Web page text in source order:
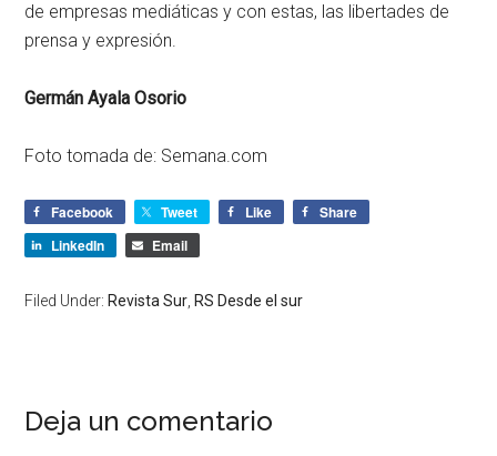
de empresas mediáticas y con estas, las libertades de
prensa y expresión.
Germán Ayala Osorio
Foto tomada de: Semana.com
Facebook Tweet Like
Share
LinkedIn
Email
Filed Under: Revista Sur RS Desde el sur
Deja un comentario